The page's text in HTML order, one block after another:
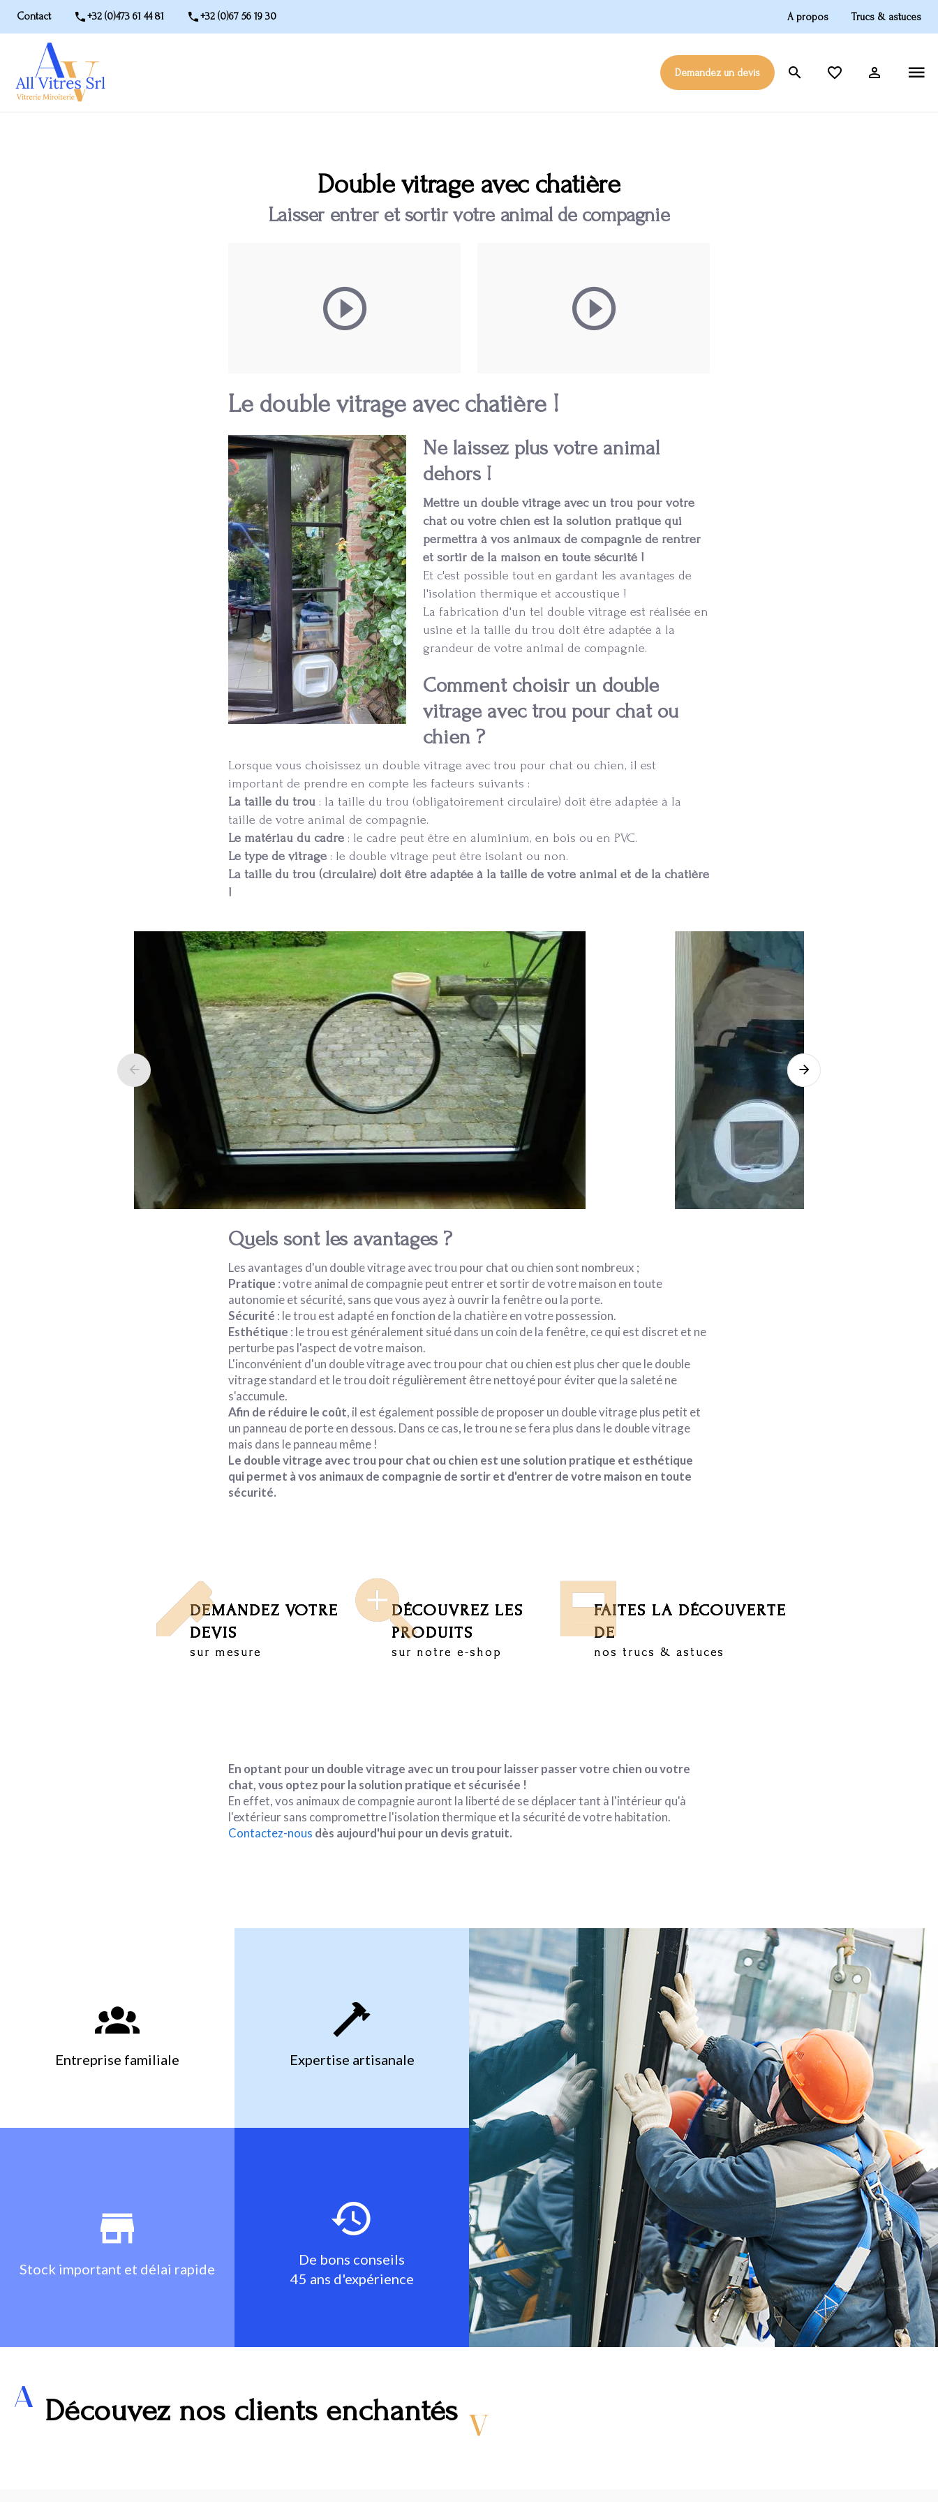
Contact +32 (0)473 61 44 81 +32 (0)67 56 19 30 A propos Trucs & astuces
Demandez un devis
Double vitrage avec chatière
Laisser entrer et sortir votre animal de compagnie
Le double vitrage avec chatière !
Ne laissez plus votre animal
dehors !
Mettre un double vitrage avec un trou pour votre
chat ou votre chien est la solution pratique qui
permettra à vos animaux de compagnie de rentrer
et sortir de la maison en toute sécurité !
Et c'est possible tout en gardant les avantages de
l'isolation thermique et accoustique !
La fabrication d'un tel double vitrage est réalisée en
usine et la taille du trou doit être adaptée à la
grandeur de votre animal de compagnie.
Comment choisir un double
vitrage avec trou pour chat ou
chien ?
Lorsque vous choisissez un double vitrage avec trou pour chat ou chien, il est
important de prendre en compte les facteurs suivants :
La taille du trou : la taille du trou (obligatoirement circulaire) doit être adaptée à la
taille de votre animal de compagnie.
Le matériau du cadre : le cadre peut être en aluminium, en bois ou en PVC.
Le type de vitrage : le double vitrage peut être isolant ou non.
La taille du trou (circulaire) doit être adaptée à la taille de votre animal et de la chatière
!
Quels sont les avantages ?
Les avantages d'un double vitrage avec trou pour chat ou chien sont nombreux ;
Pratique : votre animal de compagnie peut entrer et sortir de votre maison en toute
autonomie et sécurité, sans que vous ayez à ouvrir la fenêtre ou la porte.
Sécurité : le trou est adapté en fonction de la chatière en votre possession.
Esthétique : le trou est généralement situé dans un coin de la fenêtre, ce qui est discret et ne
perturbe pas l'aspect de votre maison.
L'inconvénient d'un double vitrage avec trou pour chat ou chien est plus cher que le double
vitrage standard et le trou doit régulièrement être nettoyé pour éviter que la saleténe
s'accumule.
Afin de réduire le coût, il est également possible de proposer un double vitrage plus petit et
un panneau de porte en dessous. Dans ce cas, le trou ne se fera plus dans le double vitrage
mais dans le panneau même !
Le double vitrage avec trou pour chat ou chien est une solution pratique et esthétique
qui permet à vos animaux de compagnie de sortir et d'entrer de votre maison en toute
sécurité.
DEMANDEZ VOTRE
DEVIS
sur mesure
DÉCOUVREZ LES
PRODUITS
sur notre e-shop
FAITES LA DÉCOUVERTE
DE
nos trucs & astuces
En optant pour un double vitrage avec un trou pour laisser passer votre chien ou votre
chat, vous optez pour la solution pratique et sécurisée !
En effet, vos animaux de compagnie auront la liberté de se déplacer tant à l'intérieur qu'à
l'extérieur sans compromettre l'isolation thermique et la sécurité de votre habitation.
Contactez-nous dès aujourd'hui pour un devis gratuit.
Entreprise familiale Expertise artisanale
Stock important et délai rapide
De bons conseils
45 ans d'expérience
Découvez nos clients enchantés